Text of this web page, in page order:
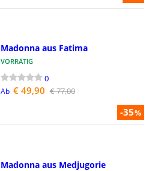
-35%
Madonna aus Fatima
VORRÄTIG
0
Ab € 49,90 € 77,00
Madonna aus Medjugorie